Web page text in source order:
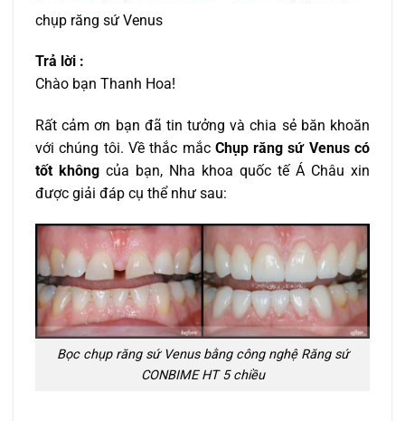
chụp răng sứ Venus
Trả lời :
Chào bạn Thanh Hoa!
Rất cảm ơn bạn đã tin tưởng và chia sẻ băn khoăn
với chúng tôi. Về thắc mắc Chụp răng sứ Venus có
tốt không của bạn, Nha khoa quốc tế Á Châu xin
được giải đáp cụ thể như sau:
Bọc chụp răng sứ Venus bằng công nghệ Răng sứ
CONBIME HT 5 chiều